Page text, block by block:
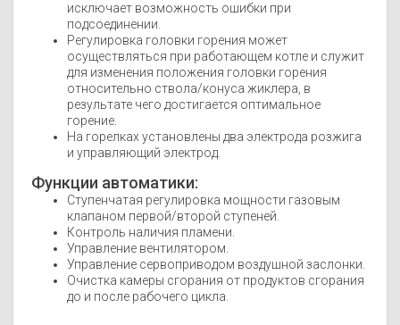
исключает возможность ошибки при
подсоединении.
Регулировка головки горения может
осуществляться при работающем котле и служит
для изменения положения головки горения
относительно ствола/конуса жиклера, в
результате чего достигается оптимальное
горение.
На горелках установлены два электрода розжига
и управляющий электрод.
Функции автоматики:
Ступенчатая регулировка мощности газовым
клапаном первой/второй ступеней.
Контроль наличия пламени.
Управление вентилятором.
Управление сервоприводом воздушной заслонки.
Очистка камеры сгорания от продуктов сгорания
до и после рабочего цикла.